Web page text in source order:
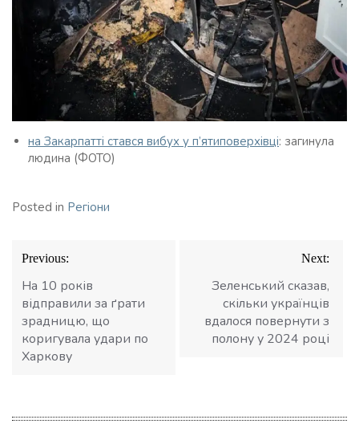
на Закарпатті стався вибух у п’ятиповерхівці: загинула
людина (ФОТО)
Posted in Регіони
Навігація
записів
Previous:
На 10 років
відправили за ґрати
зрадницю, що
коригувала удари по
Харкову
Next:
Зеленський сказав,
скільки українців
вдалося повернути з
полону у 2024 році